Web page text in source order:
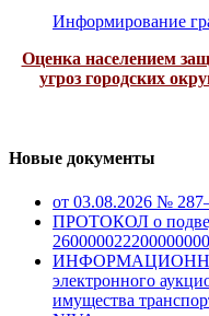
Информирование
Оценка населением
угроз городских
Новые документы
от 03.08.2026 №
ПРОТОКОЛ о
электронного
имущества